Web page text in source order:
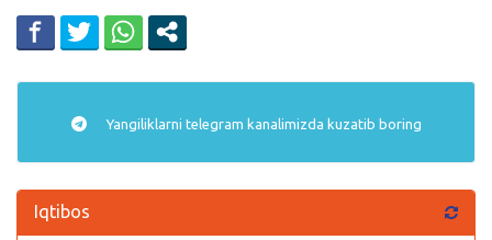
Yangiliklarni telegram kanalimizda kuzatib boring
Iqtibos